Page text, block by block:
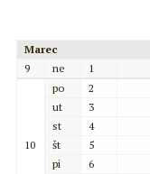
Marec
9
ne 1
10
po
2
ut
3
st
4
št
5
pi
6